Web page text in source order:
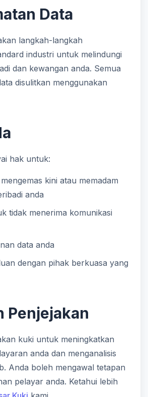
Data
langkah-langkah
industri untuk melindungi
dan kewangan anda. Semua
disulitkan menggunakan
hak untuk:
kini atau memadam
anda
tidak menerima komunikasi
data anda
dengan pihak berkuasa yang
Penjejakan
kuki untuk meningkatkan
anda dan menganalisis
Anda boleh mengawal tetapan
pelayar anda. Ketahui lebih